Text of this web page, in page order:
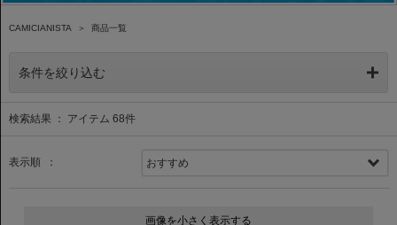
CAMICIANISTA ＞ 商品一覧
条件を絞り込む
検索結果 ： アイテム 68件
表示順 ：